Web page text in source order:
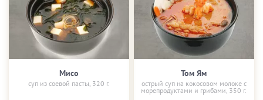
Мисо
суп из соевой пасты, 320 г.
Том Ям
острый суп на кокосовом молоке с
морепродуктами и грибами, 350 г.